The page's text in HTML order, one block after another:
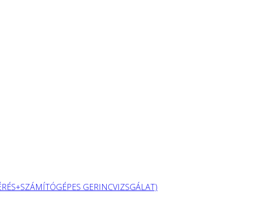
GERINCVIZSGÁLAT)